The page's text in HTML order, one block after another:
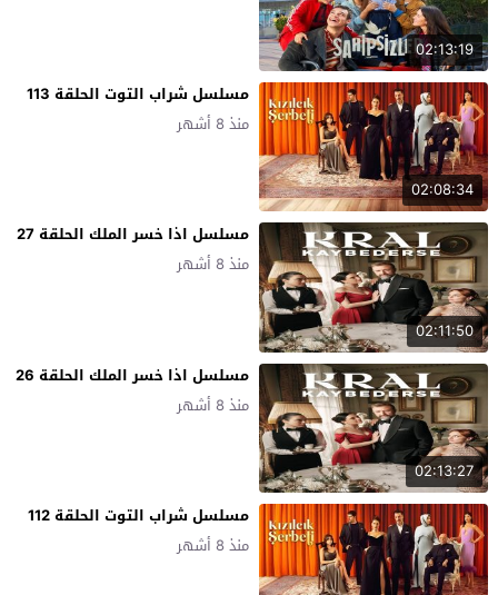
02:13:19
02:08:34
مسلسل شراب التوت الحلقة 113
منذ 8 أشهر
02:11:50
مسلسل اذا خسر الملك الحلقة 27
منذ 8 أشهر
02:13:27
مسلسل اذا خسر الملك الحلقة 26
منذ 8 أشهر
مسلسل شراب التوت الحلقة 112
منذ 8 أشهر